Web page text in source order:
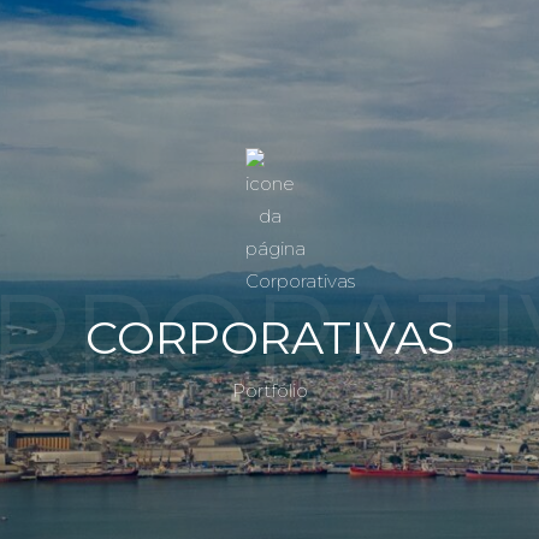
CORPORATIVAS
Portfólio